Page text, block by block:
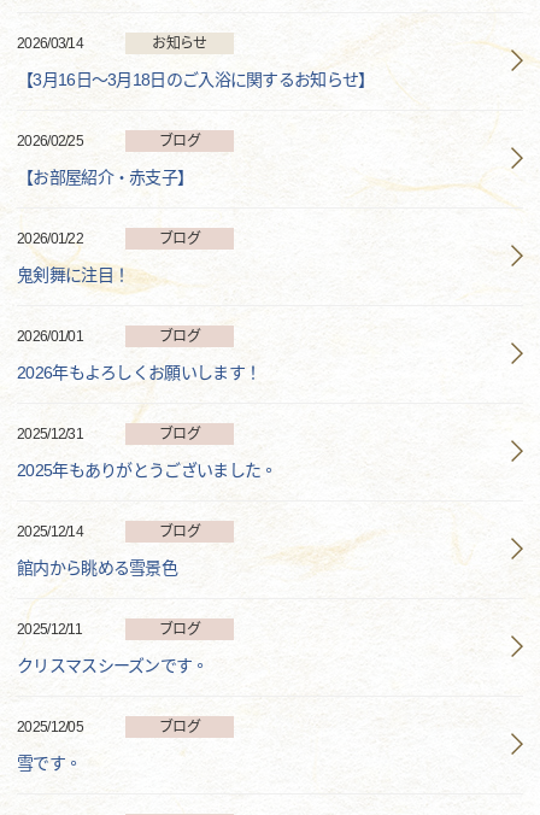
2026/03/14 お知らせ
【3月16日～3月18日のご入浴に関するお知らせ】
2026/02/25 ブログ
【お部屋紹介・赤支子】
2026/01/22 ブログ
鬼剣舞に注目！
2026/01/01 ブログ
2026年もよろしくお願いします！
2025/12/31 ブログ
2025年もありがとうございました。
2025/12/14 ブログ
館内から眺める雪景色
2025/12/11 ブログ
クリスマスシーズンです。
2025/12/05 ブログ
雪です。